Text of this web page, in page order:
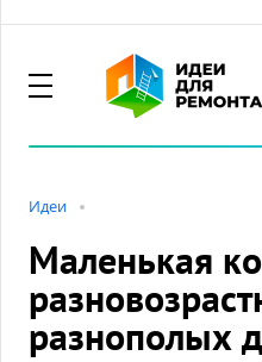
Идеи
Маленькая
разнополых